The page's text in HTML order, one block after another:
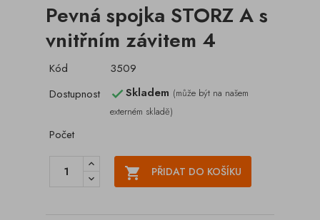
Pevná spojka STORZ A s
vnitřním závitem 4
Kód
3509
Dostupnost
Skladem (může být na našem
externém skladě)
Počet
 PŘIDAT DO KOŠÍKU